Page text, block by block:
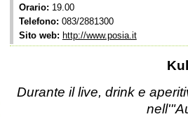
Orario: 19.00
Telefono: 083/2881300
Sito web: http://www.posia.it
Durante il live, drink e